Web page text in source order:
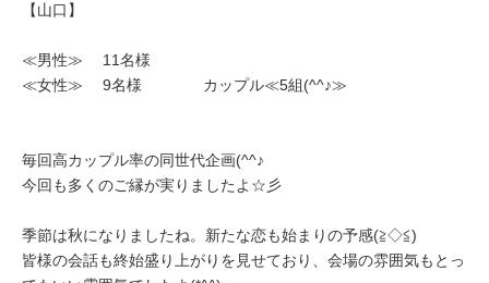
【山口】
≪男性≫ 11名様
≪女性≫ 9名様 カップル≪5組(^^♪≫
毎回高カップル率の同世代企画(^^♪
今回も多くのご縁が実りましたよ☆彡
季節は秋になりましたね。新たな恋も始まりの予感(≧◇≦)
皆様の会話も終始盛り上がりを見せており、会場の雰囲気もとっ